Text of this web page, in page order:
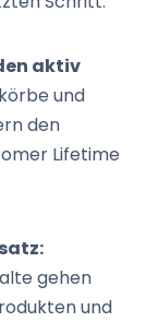
aktiv
und
den
Lifetime
gehen
und